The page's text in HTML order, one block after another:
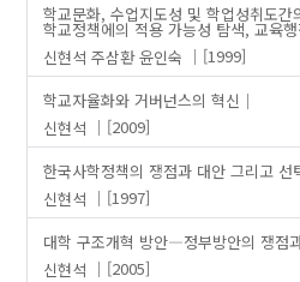
학교문화, 수업지도성 및 학업성취도간
학교정책에의 적용 가능성 탐색, 교육
신현석 주삼환 윤인숙
[1999]
학교자율화와 거버넌스의 혁신
신현석
[2009]
한국사학정책의 쟁점과 대안 그리고
신현석
[1997]
대학 구조개혁 방안―정부방안의 쟁점
신현석
[2005]